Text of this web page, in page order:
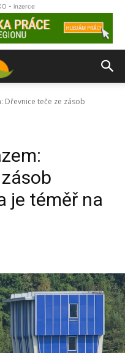
- inzerce
Dřevnice teče ze zásob
je téměř na